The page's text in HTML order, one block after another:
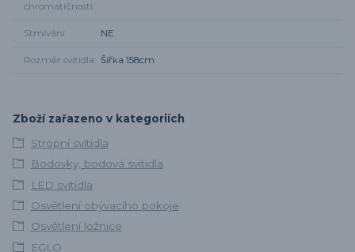
chromatičnosti
Stmívání NE
Rozměr svítidla Šířka 158cm
Zboží zařazeno v kategoriích
Stropní svítidla
Bodovky, bodová svítidla
LED svítidla
Osvětlení obývacího pokoje
Osvětlení ložnice
EGLO